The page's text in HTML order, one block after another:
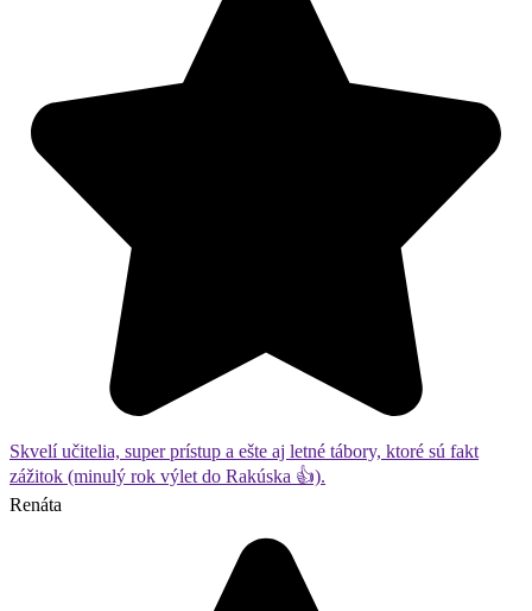
Skvelí učitelia, super prístup a ešte aj letné tábory, ktoré sú fakt
zážitok (minulý rok výlet do Rakúska 👍).
Renáta